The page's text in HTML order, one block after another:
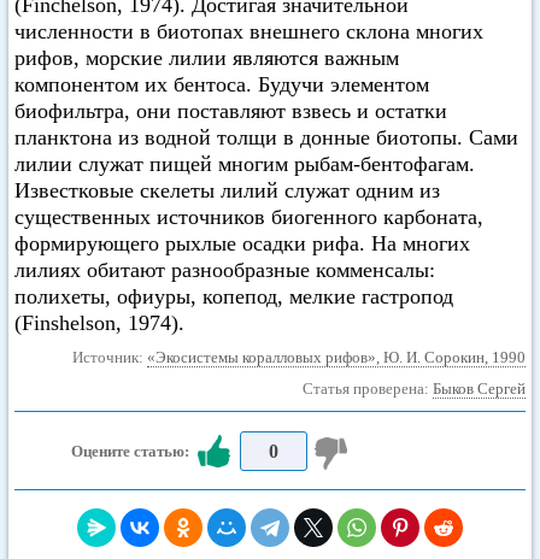
(Finchelson, 1974). Достигая значительной
численности в биотопах внешнего склона многих
рифов, морские лилии являются важным
компонентом их бентоса. Будучи элементом
биофильтра, они поставляют взвесь и остатки
планктона из водной толщи в донные биотопы. Сами
лилии служат пищей многим рыбам-бентофагам.
Известковые скелеты лилий служат одним из
существенных источников биогенного карбоната,
формирующего рыхлые осадки рифа. На многих
лилиях обитают разнообразные комменсалы:
полихеты, офиуры, копепод, мелкие гастропод
(Finshelson, 1974).
Источник: «Экосистемы коралловых рифов», Ю. И. Сорокин, 1990
Статья проверена: Быков Сергей
Оцените статью: 0